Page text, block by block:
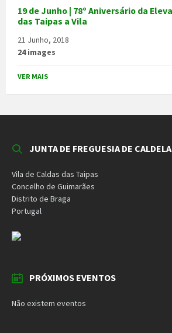
19 de Junho | 78º Aniversário da
das Taipas a Vila
21 Junho, 2018
24 images
VER MAIS
JUNTA DE FREGUESIA DE
Vila de Caldas das Taipas
Concelho de Guimarães
Distrito de Braga
Portugal
PRÓXIMOS EVENTOS
Não existem eventos